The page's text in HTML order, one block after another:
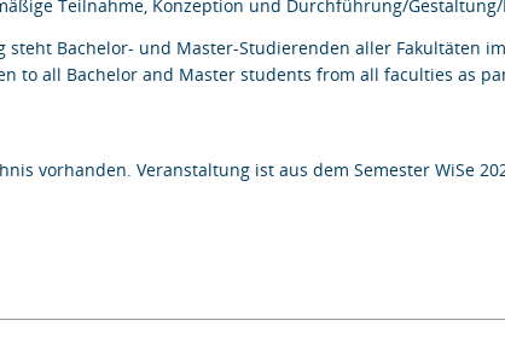
Teilnahme, Konzeption und Durchführung/
steht Bachelor- und Master-Studierenden aller Fakultäten
to all Bachelor and Master students from all faculties as
vorhanden. Veranstaltung ist aus dem Semester WiSe